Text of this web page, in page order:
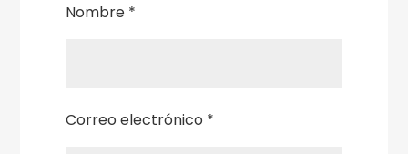
Nombre *
Correo electrónico *